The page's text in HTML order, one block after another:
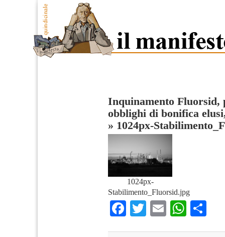
Inquinamento Fluorsid,
obblighi di bonifica
» 1024px-
1024px-
Stabilimento_Fluorsid.jpg
Facebook
TwitterEmail